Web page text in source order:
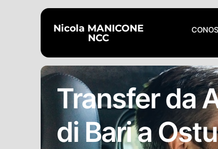
Nicola MANICONE
NCC
Transfer da
di Bari a